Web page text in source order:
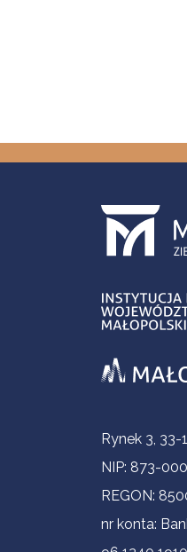
Rynek 3,
NIP: 873-
REGON:
nr konta: